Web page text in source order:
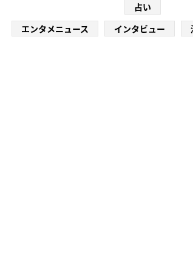
占い
エンタメニュース
インタビュー